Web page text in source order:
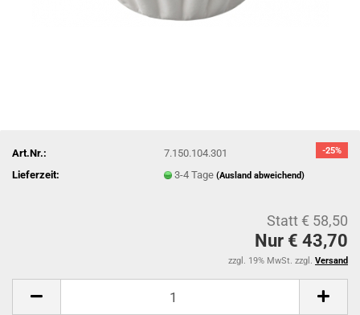
-25%
Art.Nr.:
7.150.104.301
Lieferzeit:
3-4 Tage(Ausland abweichend)
Statt € 58,50
Nur € 43,70
zzgl. 19% MwSt. zzgl. Versand